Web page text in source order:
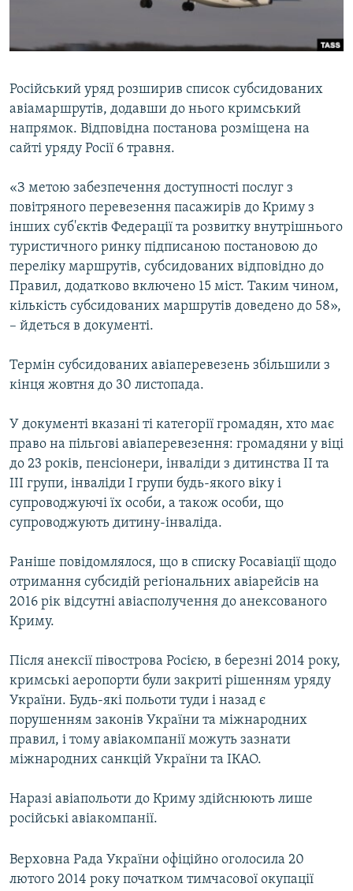
СВІДЧЕННЯ ОКУПАЦІЇ
ІНФОГРАФІКА
Qırımtatar
Російський уряд розширив список субсидованих
авіамаршрутів, додавши до нього кримський
напрямок. Відповідна постанова розміщена на
сайті уряду Росії 6 травня.
«З метою забезпечення доступності послуг з
повітряного перевезення пасажирів до Криму з
інших суб'єктів Федерації та розвитку внутрішнього
туристичного ринку підписаною постановою до
переліку маршрутів, субсидованих відповідно до
Правил, додатково включено 15 міст. Таким чином,
кількість субсидованих маршрутів доведено до 58»,
– йдеться в документі.
Термін субсидованих авіаперевезень збільшили з
кінця жовтня до 30 листопада.
У документі вказані ті категорії громадян, хто має
право на пільгові авіаперевезення: громадяни у віці
до 23 років, пенсіонери, інваліди з дитинства II та
III групи, інваліди I групи будь-якого віку і
супроводжуючі їх особи, а також особи, що
супроводжують дитину-інваліда.
Раніше повідомлялося, що в списку Росавіації щодо
отримання субсидій регіональних авіарейсів на
2016 рік відсутні авіасполучення до анексованого
Криму.
Після анексії півострова Росією, в березні 2014 року,
кримські аеропорти були закриті рішенням уряду
України. Будь-які польоти туди і назад є
порушенням законів України та міжнародних
правил, і тому авіакомпанії можуть зазнати
міжнародних санкцій України та ІКАО.
Наразі авіапольоти до Криму здійснюють лише
російські авіакомпанії.
Верховна Рада України офіційно оголосила 20
лютого 2014 року початком тимчасової окупації